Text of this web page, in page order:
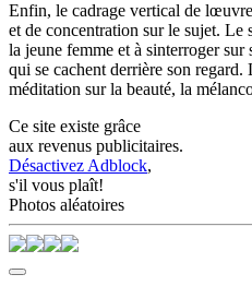
Enfin, le cadrage vertical de
et de concentration sur le sujet. Le
la jeune femme et à sinterroger sur
qui se cachent derrière son regard.
méditation sur la beauté, la
Ce site existe grâce
aux revenus publicitaires.
Désactivez Adblock,
s'il vous plaît!
Photos aléatoires